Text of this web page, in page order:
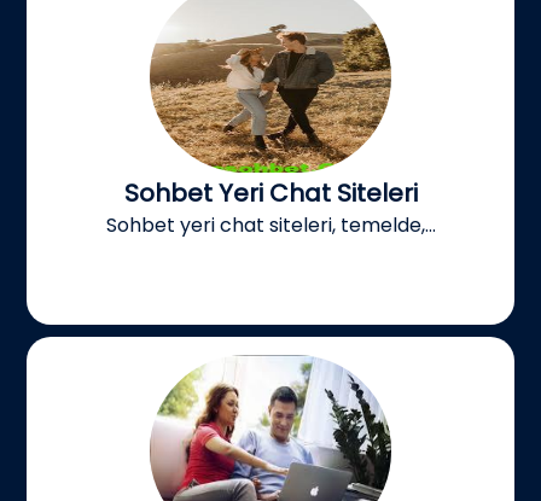
Sohbet Yeri Chat Siteleri
Sohbet yeri chat siteleri, temelde,...